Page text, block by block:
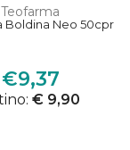
Teofarma
Boldina Neo 50cpr
€9,37
€ 9,90